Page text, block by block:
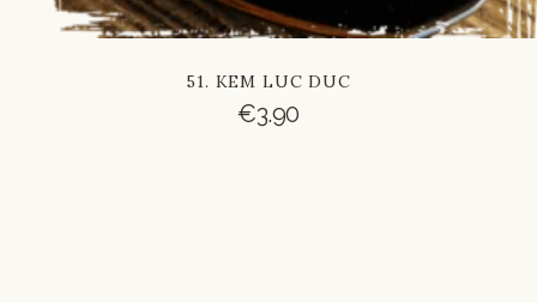
51. KEM LUC DUC
€3.90